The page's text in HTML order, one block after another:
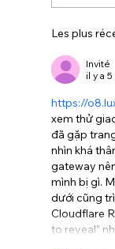
Les plus
Invité
il y a
https://
xem thử
đã gặp
nhìn khá
gateway
mình bị gì.
dưới cũng
Cloudflare
to reveal”